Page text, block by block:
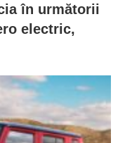
în următorii
electric,